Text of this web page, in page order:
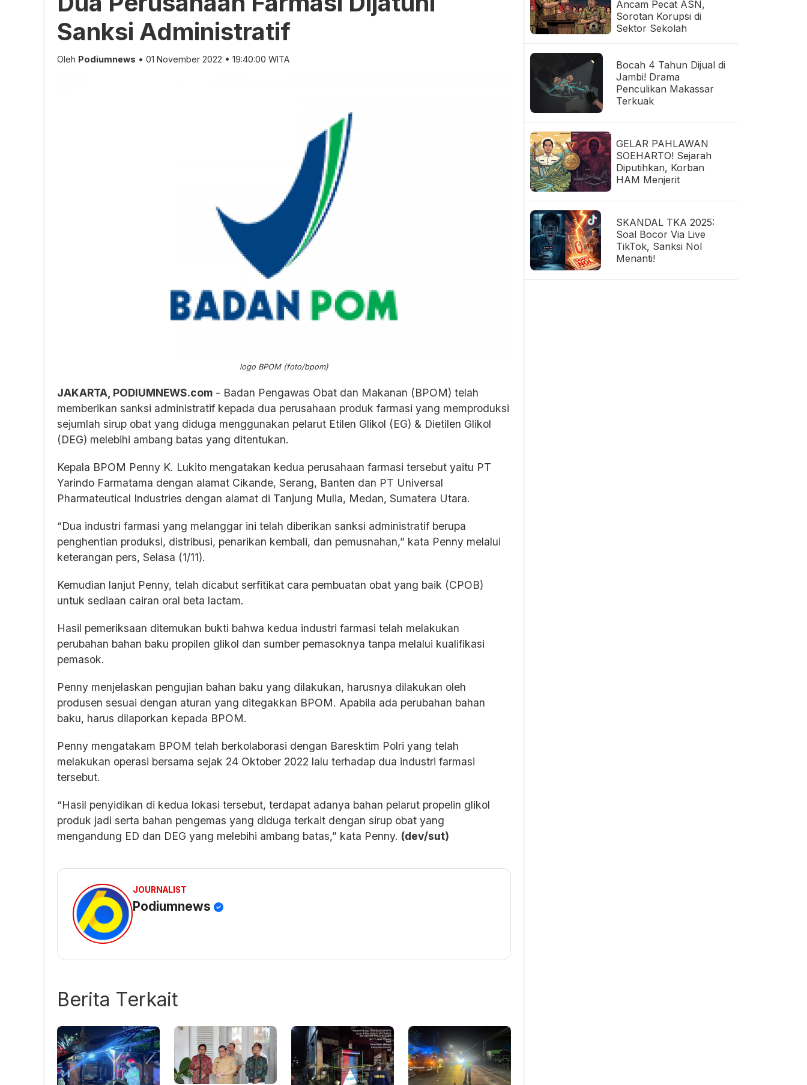
Sanksi Administratif
Oleh Podiumnews • 01 November 2022 • 19:40:00 WITA
logo BPOM (foto/bpom)
JAKARTA, PODIUMNEWS.com - Badan Pengawas Obat dan Makanan (BPOM) telah
memberikan sanksi administratif kepada dua perusahaan produk farmasi yang memproduksi
sejumlah sirup obat yang diduga menggunakan pelarut Etilen Glikol (EG) & Dietilen Glikol
(DEG) melebihi ambang batas yang ditentukan.
Kepala BPOM Penny K. Lukito mengatakan kedua perusahaan farmasi tersebut yaitu PT
Yarindo Farmatama dengan alamat Cikande, Serang, Banten dan PT Universal
Pharmateutical Industries dengan alamat di Tanjung Mulia, Medan, Sumatera Utara.
“Dua industri farmasi yang melanggar ini telah diberikan sanksi administratif berupa
penghentian produksi, distribusi, penarikan kembali, dan pemusnahan,” kata Penny melalui
keterangan pers, Selasa (1/11).
Kemudian lanjut Penny, telah dicabut serfitikat cara pembuatan obat yang baik (CPOB)
untuk sediaan cairan oral beta lactam.
Hasil pemeriksaan ditemukan bukti bahwa kedua industri farmasi telah melakukan
perubahan bahan baku propilen glikol dan sumber pemasoknya tanpa melalui kualifikasi
pemasok.
Penny menjelaskan pengujian bahan baku yang dilakukan, harusnya dilakukan oleh
produsen sesuai dengan aturan yang ditegakkan BPOM. Apabila ada perubahan bahan
baku, harus dilaporkan kepada BPOM.
Penny mengatakam BPOM telah berkolaborasi dengan Baresktim Polri yang telah
melakukan operasi bersama sejak 24 Oktober 2022 lalu terhadap dua industri farmasi
tersebut.
“Hasil penyidikan di kedua lokasi tersebut, terdapat adanya bahan pelarut propelin glikol
produk jadi serta bahan pengemas yang diduga terkait dengan sirup obat yang
mengandung ED dan DEG yang melebihi ambang batas,” kata Penny. (dev/sut)
JOURNALIST
Podiumnews
Berita Terkait
Ancam Pecat ASN,
Sorotan Korupsi di
Sektor Sekolah
Bocah 4 Tahun Dijual di
Jambi! Drama
Penculikan Makassar
Terkuak
GELAR PAHLAWAN
SOEHARTO! Sejarah
Diputihkan, Korban
HAM Menjerit
SKANDAL TKA 2025:
Soal Bocor Via Live
TikTok, Sanksi Nol
Menanti!